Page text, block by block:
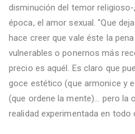
disminución del temor
época, el amor sexual. "Que
hace creer que vale éste la
vulnerables o ponernos más
precio es aquél. Es claro que
goce estético (que armonice y
(que ordene la mente)... pero la
realidad experimentada en